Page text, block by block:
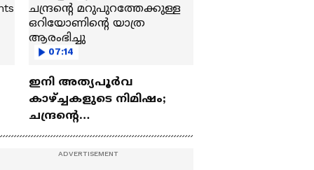
07:14
ഇനി അത്യപൂര്‍വ
കാഴ്ച്ചകളുടെ നിമിഷം;
ചന്ദ്രന്റെ